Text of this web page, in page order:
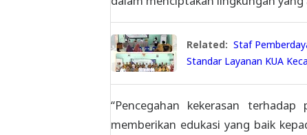
Related: Staf
Standar Layanan KUA
“Pencegahan kekerasan
memberikan edukasi yang baik